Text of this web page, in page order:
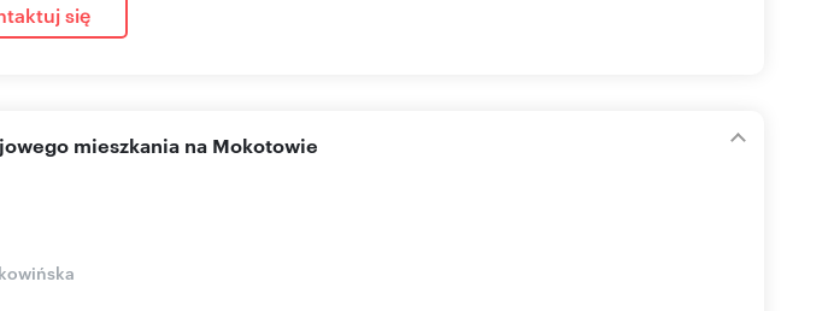
się
mieszkania na Mokotowie